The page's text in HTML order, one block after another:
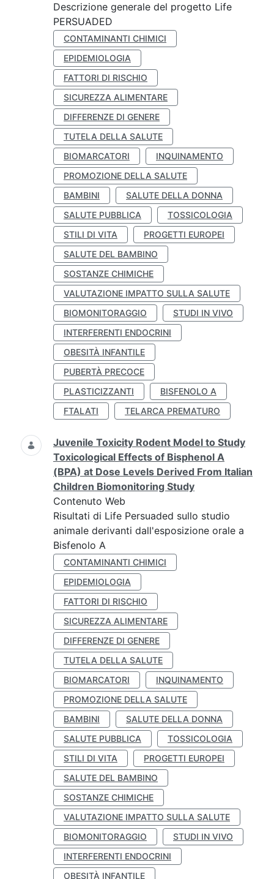
Descrizione generale del progetto Life
PERSUADED
CONTAMINANTI CHIMICI
EPIDEMIOLOGIA
FATTORI DI RISCHIO
SICUREZZA ALIMENTARE
DIFFERENZE DI GENERE
TUTELA DELLA SALUTE
BIOMARCATORI
INQUINAMENTO
PROMOZIONE DELLA SALUTE
BAMBINI
SALUTE DELLA DONNA
SALUTE PUBBLICA
TOSSICOLOGIA
STILI DI VITA
PROGETTI EUROPEI
SALUTE DEL BAMBINO
SOSTANZE CHIMICHE
VALUTAZIONE IMPATTO SULLA SALUTE
BIOMONITORAGGIO
STUDI IN VIVO
INTERFERENTI ENDOCRINI
OBESITÀ INFANTILE
PUBERTÀ PRECOCE
PLASTICIZZANTI
BISFENOLO A
FTALATI
TELARCA PREMATURO
Juvenile Toxicity Rodent Model to Study
Toxicological Effects of Bisphenol A
(BPA) at Dose Levels Derived From Italian
Children Biomonitoring Study
Contenuto Web
Risultati di Life Persuaded sullo studio
animale derivanti dall'esposizione orale a
Bisfenolo A
CONTAMINANTI CHIMICI
EPIDEMIOLOGIA
FATTORI DI RISCHIO
SICUREZZA ALIMENTARE
DIFFERENZE DI GENERE
TUTELA DELLA SALUTE
BIOMARCATORI
INQUINAMENTO
PROMOZIONE DELLA SALUTE
BAMBINI
SALUTE DELLA DONNA
SALUTE PUBBLICA
TOSSICOLOGIA
STILI DI VITA
PROGETTI EUROPEI
SALUTE DEL BAMBINO
SOSTANZE CHIMICHE
VALUTAZIONE IMPATTO SULLA SALUTE
BIOMONITORAGGIO
STUDI IN VIVO
INTERFERENTI ENDOCRINI
OBESITÀ INFANTILE